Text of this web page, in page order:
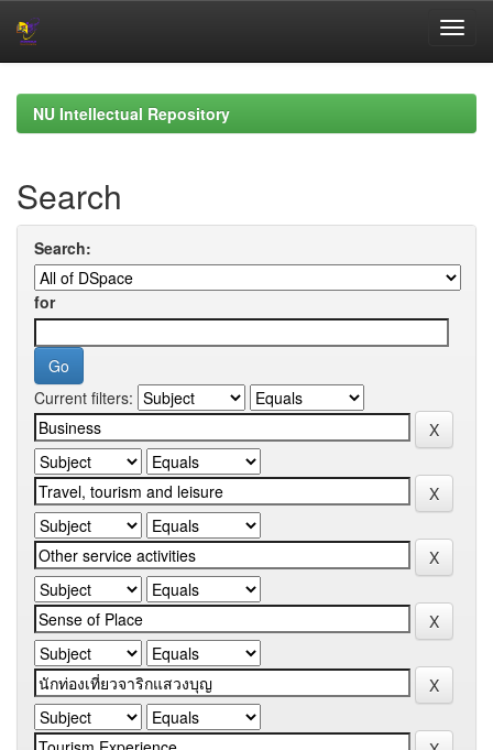
navigationNU Intellectual Repository
Search
Search:
for
Current filters: